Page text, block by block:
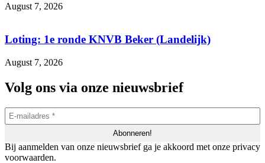
August 7, 2026
Loting: 1e ronde KNVB Beker (Landelijk)
August 7, 2026
Volg ons via onze nieuwsbrief
Bij aanmelden van onze nieuwsbrief ga je akkoord met onze privacy
voorwaarden.